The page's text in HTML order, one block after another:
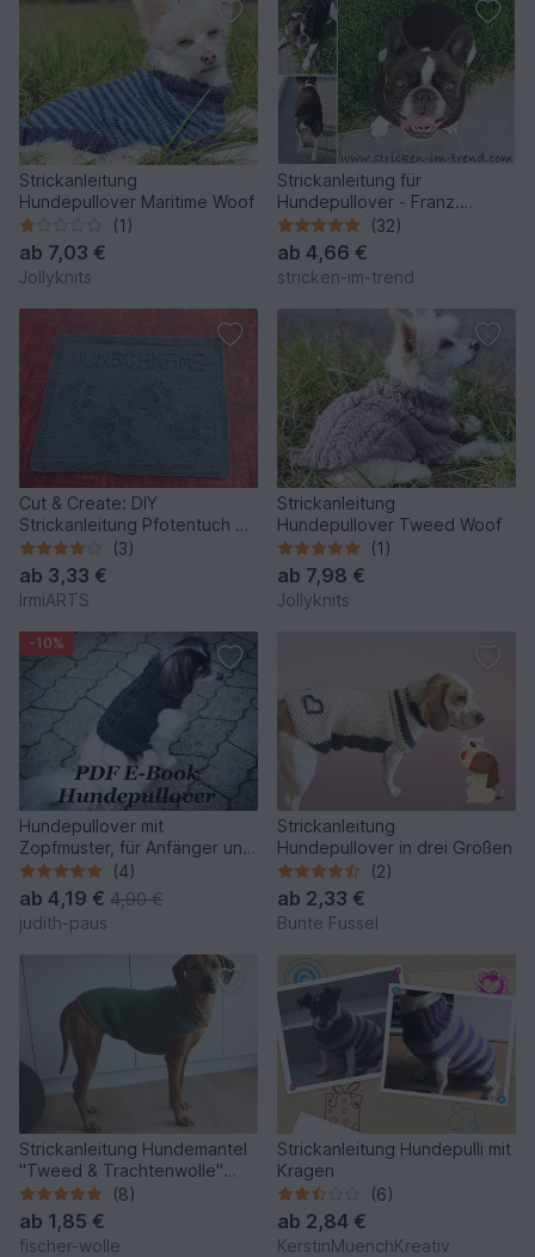
Strickanleitung
Hundepullover Maritime Woof
(1)
ab 7,03 €
Jollyknits
Strickanleitung für
Hundepullover - Franz.
Bulldogge | Dog's Stuff LILO
(32)
ab 4,66 €
stricken-im-trend
Cut & Create: DIY
Strickanleitung Pfotentuch mit
Wunsch-Namen (Pfotenspur)
(3)
ab 3,33 €
IrmiARTS
Strickanleitung
Hundepullover Tweed Woof
(1)
ab 7,98 €
Jollyknits
-10%
Hundepullover mit
Zopfmuster, für Anfänger und
Fortgeschrittene (gestrickt)
(4)
ab 4,19 € 4,90 €
judith-paus
Strickanleitung
Hundepullover in drei Größen
(2)
ab 2,33 €
Bunte Fussel
Strickanleitung Hundemantel
"Tweed & Trachtenwolle"
756222
(8)
ab 1,85 €
fischer-wolle
Strickanleitung Hundepulli mit
Kragen
(6)
ab 2,84 €
KerstinMuenchKreativ